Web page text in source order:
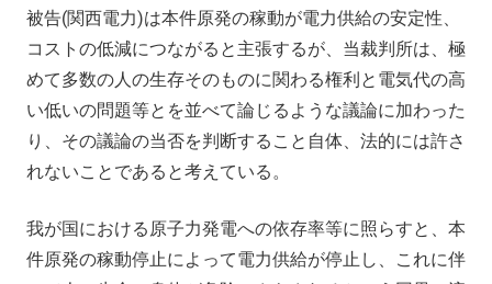
被告(関西電力)は本件原発の稼動が電力供給の安定性、
コストの低減につながると主張するが、当裁判所は、極
めて多数の人の生存そのものに関わる権利と電気代の高
い低いの問題等とを並べて論じるような議論に加わった
り、その議論の当否を判断すること自体、法的には許さ
れないことであると考えている。
我が国における原子力発電への依存率等に照らすと、本
件原発の稼動停止によって電力供給が停止し、これに伴